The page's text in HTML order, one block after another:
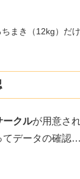
まき（12kg）だ
ークルが用意さ
てデータの確認